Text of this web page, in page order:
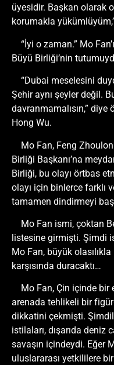
üyesidir. Başkan olarak
korumakla
“İyi o zaman.” Mo
Büyü Birliği’nin
“Dubai meselesini
Şehir aynı şeyler değil.
davranmamalısın,”
Hong Wu.
Mo Fan, Feng
Birliği Başkanı’na
Birliği, bu olayı örtbas
olayı için binlerce farklı
tamamen dindirmeyi
Mo Fan ismi, çoktan
listesine girmişti. Şimdi
Mo Fan, büyük
karşısında duracaktı…
Mo Fan, Çin içinde bir
arenada tehlikeli bir
dikkatini çekmişti.
istilaları, dışarıda
savaşın içindeydi. Eğer
uluslararası yetkililere